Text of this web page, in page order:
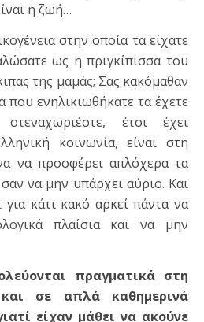
η ζωή…
στην οποία τα είχατε
ως η πριγκίπισσα του
της μαμάς; Σας κακόμαθαν
που ενηλικιωθήκατε τα έχετε
έτσι έχει
κοινωνία, είναι στη
να προσφέρει απλόχερα τα
να μην υπάρχει αύριο. Και
κάτι κακό αρκεί πάντα να
πλαίσια και να μην
πραγματικά στη
σε απλά καθημερινά
είχαν μάθει να ακούνε